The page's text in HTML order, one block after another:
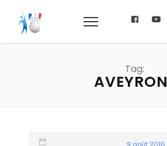
Tag:
AVEYRON